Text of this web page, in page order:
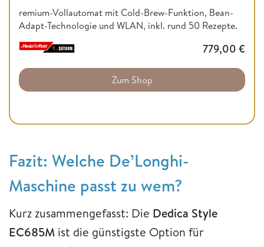
remium-Vollautomat mit Cold-Brew-Funktion, Bean-
Adapt-Technologie und WLAN, inkl. rund 50 Rezepte.
779,00 €
Zum Shop
Fazit: Welche De’Longhi-
Maschine passt zu wem?
Kurz zusammengefasst: Die Dedica Style
EC685M ist die günstigste Option für